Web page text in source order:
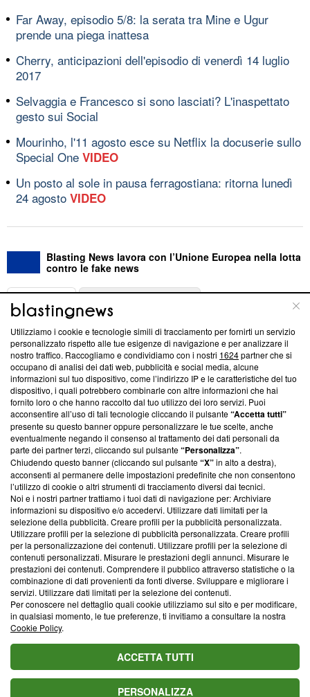
Far Away, episodio 5/8: la serata tra Mine e Ugur
prende una piega inattesa
Cherry, anticipazioni dell'episodio di venerdì 14 luglio
2017
Selvaggia e Francesco si sono lasciati? L'inaspettato
gesto sui Social
Mourinho, l'11 agosto esce su Netflix la docuserie sullo
Special One VIDEO
Un posto al sole in pausa ferragostiana: ritorna lunedì
24 agosto VIDEO
Blasting News lavora con l’Unione Europea nella lotta
contro le fake news
ABOUT
Questa sezione offre informazioni trasparenti su Blasting
News, sui nostri processi editoriali e su come ci impegniamo a
creare news di qualità. Inoltre, afferma la nostra aderenza a
‘Trust Project - News with Integrity’Blasting News non è
ancora membro del programma, ma ha richiesto di farne
parte; Trust Project non ha ancora effettuato una verifica di
conformità agli standard.
Su di noi
Team editoriale
Corporate
Redazione
Informativa Privacy
Cookie Policy
Blasting SA, IDI CHE-247.845.224, Via Carlo Frasca, 3 - 6900
Lugano (Svizzera) Tel:+39 0690258937
© 2026 Blasting News
Utilizziamo i cookie e tecnologie simili di tracciamento per fornirti un servizio
personalizzato rispetto alle tue esigenze di navigazione e per analizzare il
nostro traffico. Raccogliamo e condividiamo con i nostri 1624partner che si
occupano di analisi dei dati web, pubblicità e social media, alcune
informazioni sul tuo dispositivo, come l’indirizzo IP e le caratteristiche del tuo
dispositivo, i quali potrebbero combinarle con altre informazioni che hai
fornito loro o che hanno raccolto dal tuo utilizzo dei loro servizi. Puoi
acconsentire all’uso di tali tecnologie cliccando il pulsante“Accetta tutti”
presente su questo banner oppure personalizzare le tue scelte, anche
eventualmente negando il consenso al trattamento dei dati personali da
parte dei partner terzi, cliccando sul pulsante“Personalizza”.
Chiudendo questo banner (cliccando sul pulsante“X”in alto a destra),
acconsenti al permanere delle impostazioni predefinite che non consentono
l’utilizzo di cookie o altri strumenti di tracciamento diversi dai tecnici.
Noi e i nostri partner trattiamo i tuoi dati di navigazione per: Archiviare
informazioni su dispositivo e/o accedervi. Utilizzare dati limitati per la
selezione della pubblicità. Creare profili per la pubblicità personalizzata.
Utilizzare profili per la selezione di pubblicità personalizzata. Creare profili
per la personalizzazione dei contenuti. Utilizzare profili per la selezione di
contenuti personalizzati. Misurare le prestazioni degli annunci. Misurare le
prestazioni dei contenuti. Comprendere il pubblico attraverso statistiche o la
combinazione di dati provenienti da fonti diverse. Sviluppare e migliorare i
servizi. Utilizzare dati limitati per la selezione dei contenuti.
Per conoscere nel dettaglio quali cookie utilizziamo sul sito e per modificare,
in qualsiasi momento, le tue preferenze, ti invitiamo a consultare la nostra
Cookie Policy.
ACCETTA TUTTI
PERSONALIZZA